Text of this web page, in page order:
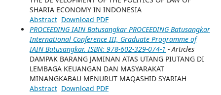
SHARIA ECONOMY IN INDONESIA
Abstract Download PDF
PROCEEDING IAIN Batusangkar PROCEEDING Batusangkar
International Conference III, Graduate Programme of
IAIN Batusangkar. ISBN: 978-602-329-074-1 - Articles
DAMPAK BARANG JAMINAN ATAS UTANG PIUTANG DI
LEMBAGA KEUANGAN DAN MASYARAKAT
MINANGKABAU MENURUT MAQASHID SYARIAH
Abstract Download PDF